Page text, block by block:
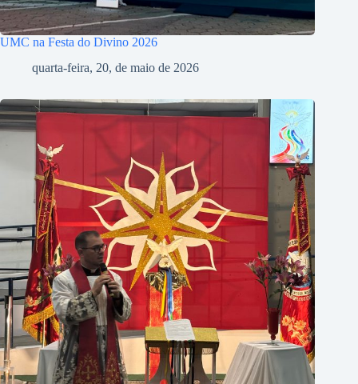
UMC na Festa do Divino 2026
quarta-feira, 20, de maio de 2026